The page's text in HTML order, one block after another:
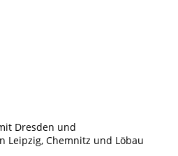
Dresden und
Leipzig, Chemnitz und Löbau